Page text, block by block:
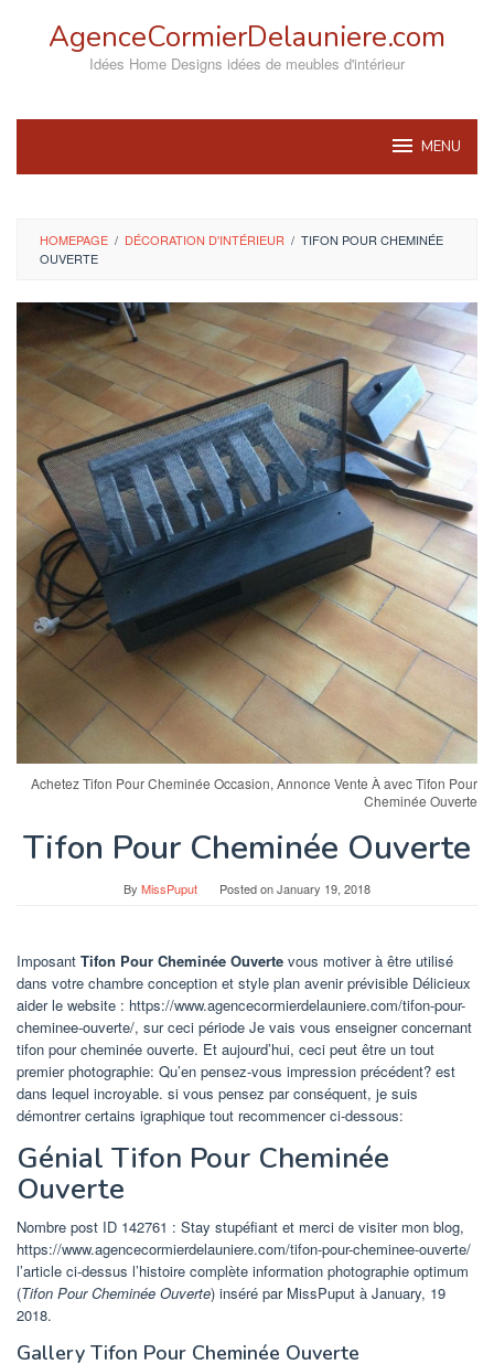
AgenceCormierDelauniere.com
Idées Home Designs idées de meubles d'intérieur
MENU
HOMEPAGE / DÉCORATION D'INTÉRIEUR / TIFON POUR CHEMINÉE
OUVERTE
Achetez Tifon Pour Cheminée Occasion, Annonce Vente À avec Tifon Pour
Cheminée Ouverte
Tifon Pour Cheminée Ouverte
By MissPuput Posted onJanuary 19, 2018
Imposant Tifon Pour Cheminée Ouverte vous motiver à être utilisé
dans votre chambre conception et style plan avenir prévisible Délicieux
aider le website : https://www.agencecormierdelauniere.com/tifon-pour-
cheminee-ouverte/, sur ceci période Je vais vous enseigner concernant
tifon pour cheminée ouverte. Et aujourd’hui, ceci peut être un tout
premier photographie: Qu’en pensez-vous impression précédent? est
dans lequel incroyable. si vous pensez par conséquent, je suis
démontrer certains igraphique tout recommencer ci-dessous:
Génial Tifon Pour Cheminée
Ouverte
Nombre post ID 142761 : Stay stupéfiant et merci de visiter mon blog,
https://www.agencecormierdelauniere.com/tifon-pour-cheminee-ouverte/
l’article ci-dessus l’histoire complète information photographie optimum
(Tifon Pour Cheminée Ouverte) inséré par MissPuput à January, 19
2018.
Gallery Tifon Pour Cheminée Ouverte